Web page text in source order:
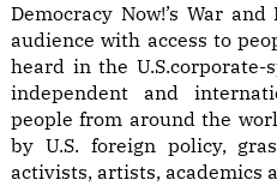
Democracy Now!’s War
audience with access to
heard in the
independent and
people from around the
by U.S. foreign policy,
activists, artists, academics